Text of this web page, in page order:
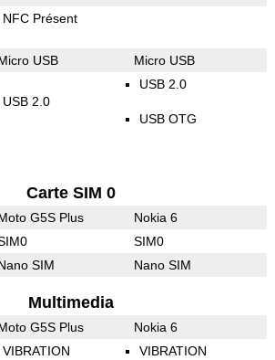
NFC Présent
USB Micro USB
USB 2.0
USB 2.0
USB OTG
Carte SIM 0
G5S Plus Nokia 6
SIM0
SIM Nano SIM
Multimedia
G5S Plus Nokia 6
VIBRATION VIBRATION